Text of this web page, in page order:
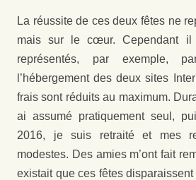
La réussite de ces deux fêtes ne
mais sur le cœur. Cependant
représentés, par exemple,
l’hébergement des deux sites
frais sont réduits au maximum.
ai assumé pratiquement seul,
2016, je suis retraité et mes
modestes. Des amies m’ont fait
existait que ces fêtes